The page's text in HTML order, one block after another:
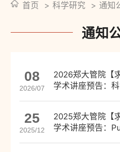
首页 科学研究 通知
通知
08
2026/07
2026郑大管院【
学术讲座预告：
25
2025/12
2025郑大管院【
学术讲座预告：